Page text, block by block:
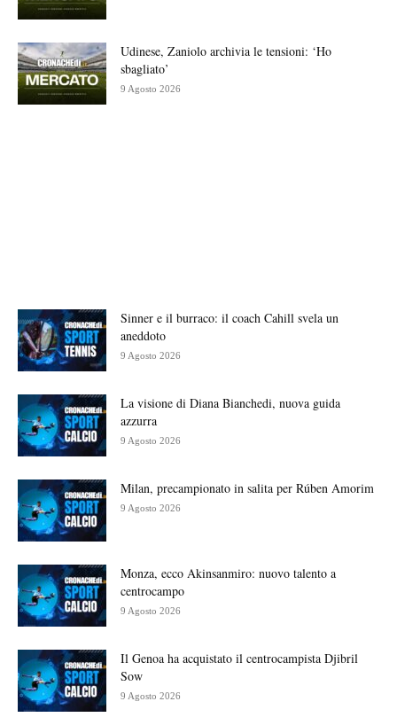
Udinese, Zaniolo archivia le tensioni: ‘Ho
sbagliato’
9 Agosto 2026
Sinner e il burraco: il coach Cahill svela un
aneddoto
9 Agosto 2026
La visione di Diana Bianchedi, nuova guida
azzurra
9 Agosto 2026
Milan, precampionato in salita per Rúben Amorim
9 Agosto 2026
Monza, ecco Akinsanmiro: nuovo talento a
centrocampo
9 Agosto 2026
Il Genoa ha acquistato il centrocampista Djibril
Sow
9 Agosto 2026